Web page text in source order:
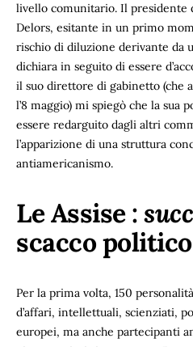
livello comunitario. Il presidente
Delors, esitante in un primo
rischio di diluzione derivante da
dichiara in seguito di essere
il suo direttore di gabinetto (che
l’8 maggio) mi spiegò che la sua
essere redarguito dagli altri
l’apparizione di una struttura
antiamericanismo.
Le Assise :
scacco politico
Per la prima volta, 150
d’affari, intellettuali, scienziati,
europei, ma anche partecipanti